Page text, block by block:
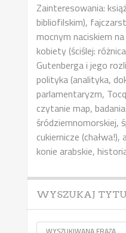
Zainteresowania:
bibliofilskim),
mocnym naciskiem
kobiety (ściślej:
Gutenberga i jego
polityka (analityka,
parlamentaryzm,
czytanie map,
śródziemnomorskiej,
cukiernicze
konie arabskie,
WYSZUKAJ